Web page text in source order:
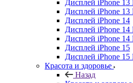
Дисплей iPhone 13
Дисплей iPhone 13
Дисплей iPhone 14
Дисплей iPhone 14
Дисплей iPhone 14
Дисплей iPhone 15
Дисплей iPhone 15
Красота и здоровье
Назад